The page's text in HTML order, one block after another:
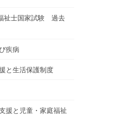
祉士国家試験 過去
疾病
と生活保護制度
援と児童・家庭福祉